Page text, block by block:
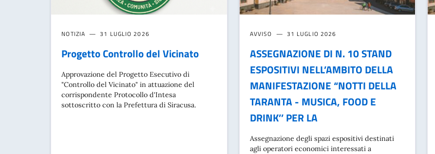
NOTIZIA 31 LUGLIO 2026
Progetto Controllo del Vicinato
Approvazione del Progetto Esecutivo di
"Controllo del Vicinato" in attuazione del
corrispondente Protocollo d'Intesa
sottoscritto con la Prefettura di Siracusa.
AVVISO 31 LUGLIO 2026
ASSEGNAZIONE DI N. 10 STAND
ESPOSITIVI NELL’AMBITO DELLA
MANIFESTAZIONE “NOTTI DELLA
TARANTA - MUSICA, FOOD E
DRINK’’ PER LA
Assegnazione degli spazi espositivi destinati
agli operatori economici interessati a